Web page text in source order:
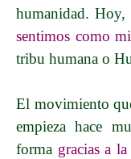
humanidad.
sentimos como
tribu humana o
El movimiento
empieza hace
forma gracias a